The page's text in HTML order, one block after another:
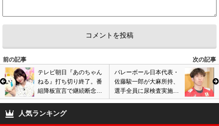
前の記事
次の記事
テレビ朝日『あのちゃん
ねる』打ち切り終了。番
組降板宣言で継続断念
か。あのちゃんが芸能界
で要注意人物扱いに?
バレーボール日本代表・
佐藤駿一郎が大麻所持、
選手全員に尿検査実施
へ。合宿中に逮捕で波
人気ランキング